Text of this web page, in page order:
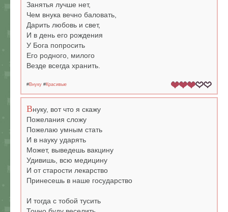
Занятья лучше нет,
Чем внука вечно баловать,
Дарить любовь и свет,
И в день его рождения
У Бога попросить
Его родного, милого
Везде всегда хранить.
#Внуку #Красивые
Внуку, вот что я скажу
Пожелания сложу
Пожелаю умным стать
И в науку ударять
Может, выведешь вакцину
Удивишь, всю медицину
И от старости лекарство
Принесешь в наше государство
И тогда с тобой тусить